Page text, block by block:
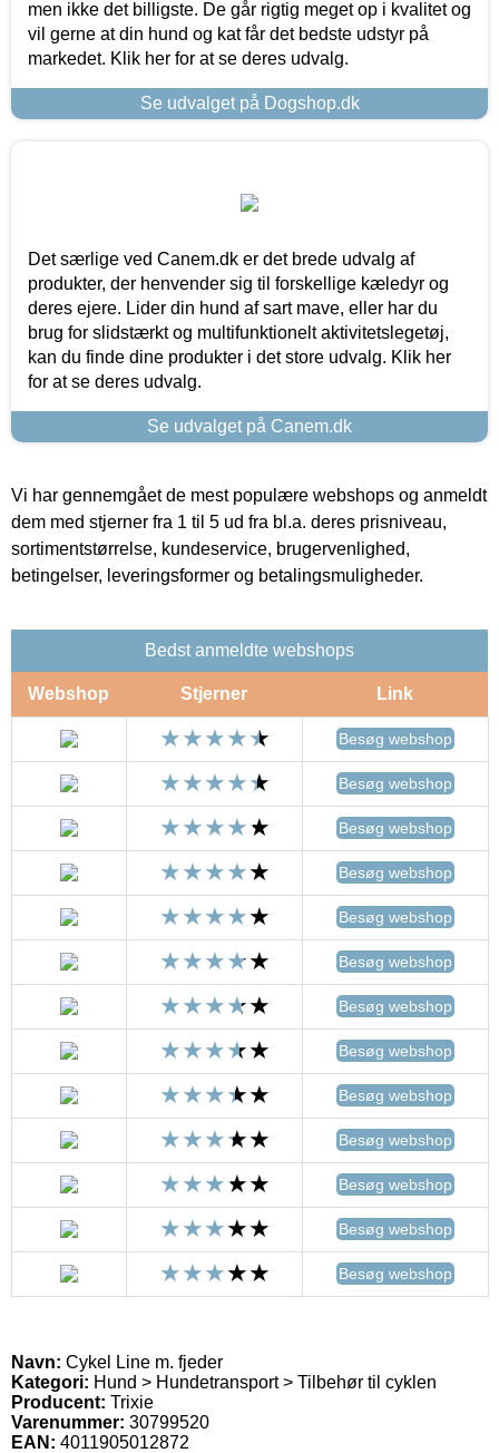
men ikke det billigste. De går rigtig meget op i kvalitet og
vil gerne at din hund og kat får det bedste udstyr på
markedet. Klik her for at se deres udvalg.
Se udvalget på Dogshop.dk
Det særlige ved Canem.dk er det brede udvalg af
produkter, der henvender sig til forskellige kæledyr og
deres ejere. Lider din hund af sart mave, eller har du
brug for slidstærkt og multifunktionelt aktivitetslegetøj,
kan du finde dine produkter i det store udvalg. Klik her
for at se deres udvalg.
Se udvalget på Canem.dk
Vi har gennemgået de mest populære webshops og anmeldt
dem med stjerner fra 1 til 5 ud fra bl.a. deres prisniveau,
sortimentstørrelse, kundeservice, brugervenlighed,
betingelser, leveringsformer og betalingsmuligheder.
Bedst anmeldte webshops
Webshop Stjerner Link
Besøg webshop
Besøg webshop
Besøg webshop
Besøg webshop
Besøg webshop
Besøg webshop
Besøg webshop
Besøg webshop
Besøg webshop
Besøg webshop
Besøg webshop
Besøg webshop
Besøg webshop
Navn: Cykel Line m. fjeder
Kategori: Hund > Hundetransport > Tilbehør til cyklen
Producent: Trixie
Varenummer: 30799520
EAN: 4011905012872